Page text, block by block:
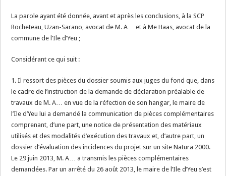
La parole ayant été donnée, avant et après les conclusions, à la SCP
Rocheteau, Uzan-Sarano, avocat de M. A… et à Me Haas, avocat de la
commune de l’Ile d’Yeu ;
Considérant ce qui suit :
1. Il ressort des pièces du dossier soumis aux juges du fond que, dans
le cadre de l’instruction de la demande de déclaration préalable de
travaux de M. A… en vue de la réfection de son hangar, le maire de
l’Ile d’Yeu lui a demandé la communication de pièces complémentaires
comprenant, d’une part, une notice de présentation des matériaux
utilisés et des modalités d’exécution des travaux et, d’autre part, un
dossier d’évaluation des incidences du projet sur un site Natura 2000.
Le 29 juin 2013, M. A… a transmis les pièces complémentaires
demandées. Par un arrêté du 26 août 2013, le maire de l’Ile d’Yeu s’est